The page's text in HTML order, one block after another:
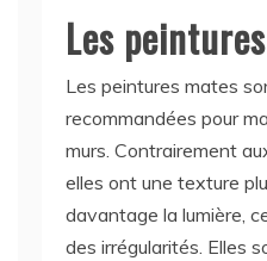
Les
Les peintures mates
recommandées pour
murs. Contrairement
elles ont une texture
davantage la lumière,
des irrégularités. Elles